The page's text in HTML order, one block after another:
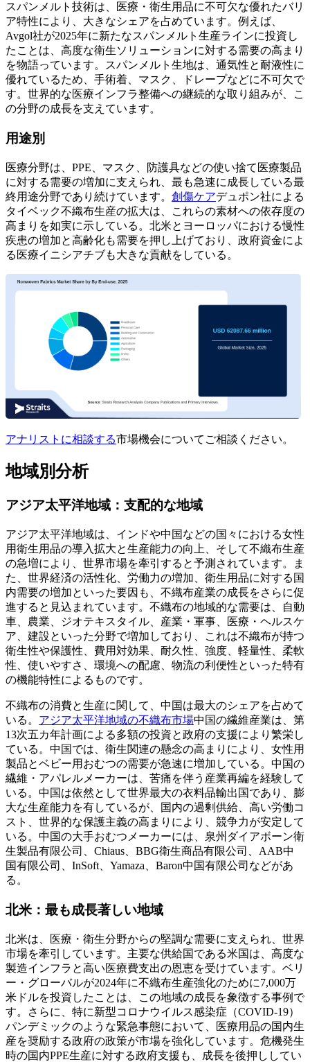
スパンメルト技術は、医療・衛生用品に不可欠な優れたバリ
ア特性により、大きなシェアを占めています。例えば、
Avgol社が2025年に新たなスパンメルト生産ラインに投資し
たことは、高度な衛生ソリューションに対する需要の高まり
を物語っています。スパンメルト生地は、通気性と耐液性に
優れているため、手術着、マスク、ドレープなどに不可欠で
す。世界的な医療インフラ整備への継続的な取り組みが、こ
の分野の成長を支えています。
用途別
医療分野は、PPE、マスク、防護具などの使い捨て医療製品
に対する需要の増加に支えられ、最も急速に成長している最
終用途分野であり続けています。 創傷ケアデュポン社による
タイベック不織布生産の拡大は、これらの素材への依存度の
高まりを如実に示している。北米とヨーロッパにおける慢性
疾患の増加と高齢化も需要を押し上げており、政府資金によ
る医療イニシアチブも大きな貢献をしている。
アナリストに相談する市場機会についてご相談ください。
地域別分析
アジア太平洋地域：支配的な地域
アジア太平洋地域は、インドや中国などの国々における女性
用衛生用品の導入拡大と生産能力の向上、そして不織布生産
の急増により、世界市場を牽引すると予測されています。ま
た、世界経済の活性化、労働力の増加、衛生用品に対する国
内需要の増加といった要因も、不織布産業の成長をさらに促
進すると見込まれています。不織布の地域的な需要は、自動
車、農業、ジオテキスタイル、産業・軍事、医療・ヘルスケ
ア、建設といった分野で増加しており、これは不織布が持つ
衛生性や保護性、費用対効果、耐久性、強度、軽量性、柔軟
性、使いやすさ、環境への配慮、物流の利便性といった特有
の機能特性によるものです。
不織布の消費と生産に関して、中国は最大のシェアを占めて
いる。 アジア太平洋地域の不織布市場中国の繊維産業は、第
13次五カ年計画による多額の投資と政府の支援により繁栄し
ている。中国では、衛生関連の懸念の高まりにより、女性用
製品とベビー用おむつの需要が急速に増加している。中国の
繊維・アパレルメーカーは、苦痛を伴う産業再編を経験して
いる。中国は依然として世界最大の衣料品輸出国であり、膨
大な生産能力を有しているが、国内の過剰供給、高い労働コ
スト、世界的な保護主義の高まりにより、競争力が安定して
いる。中国の大手おむつメーカーには、泉州ダイアボーン衛
生製品有限公司、Chiaus、BBG衛生商品有限公司、AAB中
国有限公司、InSoft、Yamaza、Baron中国有限公司などがあ
る。
北米：最も成長著しい地域
北米は、医療・衛生分野からの堅調な需要に支えられ、世界
市場を牽引しています。主要な供給国である米国は、高度な
製造インフラと高い医療費支出の恩恵を受けています。ベリ
ー・グローバルが2024年に不織布生産強化のために7,000万
米ドルを投資したことは、この地域の成長を象徴する事例で
す。さらに、特に新型コロナウイルス感染症（COVID-19）
パンデミックのような緊急事態において、医療用品の国内生
産を奨励する政府の政策が市場を強化しています。危機発生
時の国内PPE生産に対する政府支援も、成長を後押ししてい